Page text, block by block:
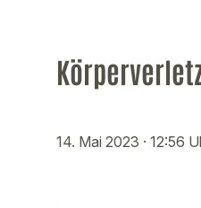
14. Mai 2023 · 12:56